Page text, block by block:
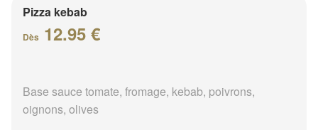
Pizza kebab
Dès 12.95 €
Base sauce tomate, fromage, kebab, poivrons,
oignons, olives